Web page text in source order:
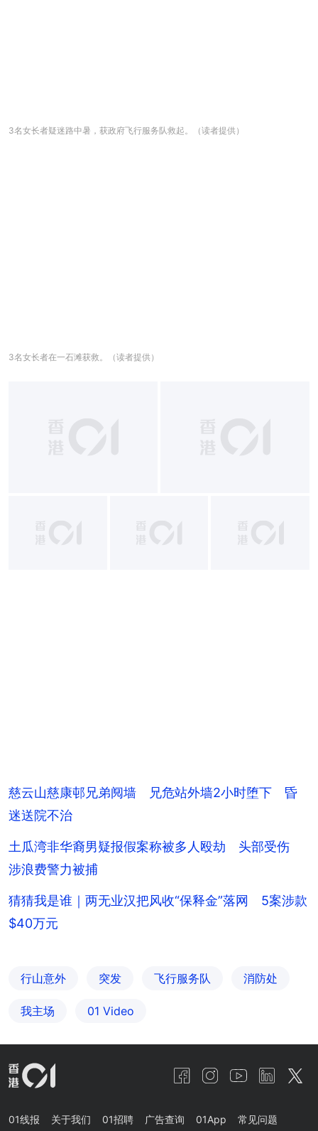
3名女长者疑迷路中暑，获政府飞行服务队救起。（读者提供）
3名女长者在一石滩获救。（读者提供）
慈云山慈康邨兄弟阋墙 兄危站外墙2小时堕下 昏
迷送院不治
土瓜湾非华裔男疑报假案称被多人殴劫 头部受伤
涉浪费警力被捕
猜猜我是谁｜两无业汉把风收“保释金”落网 5案涉款
$40万元
行山意外 突发 飞行服务队 消防处
我主场 01 Video
01线报 关于我们 01招聘 广告查询 01App 常见问题